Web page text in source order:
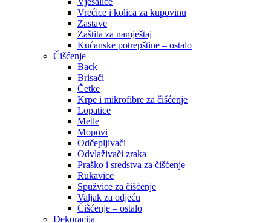
Vrećice i kolica za kupovinu
Zastave
Zaštita za namještaj
Kućanske potrepštine – ostalo
Čišćenje
Back
Brisači
Četke
Krpe i mikrofibre za čišćenje
Lopatice
Metle
Mopovi
Odčepljivači
Odvlaživači zraka
Praško i sredstva za čišćenje
Rukavice
Spužvice za čišćenje
Valjak za odjeću
Čišćenje – ostalo
Dekoracija